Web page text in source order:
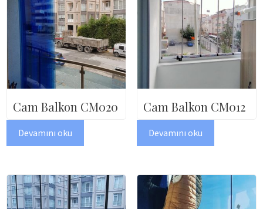
Cam Balkon CM020
Devamını oku
Cam Balkon CM012
Devamını oku